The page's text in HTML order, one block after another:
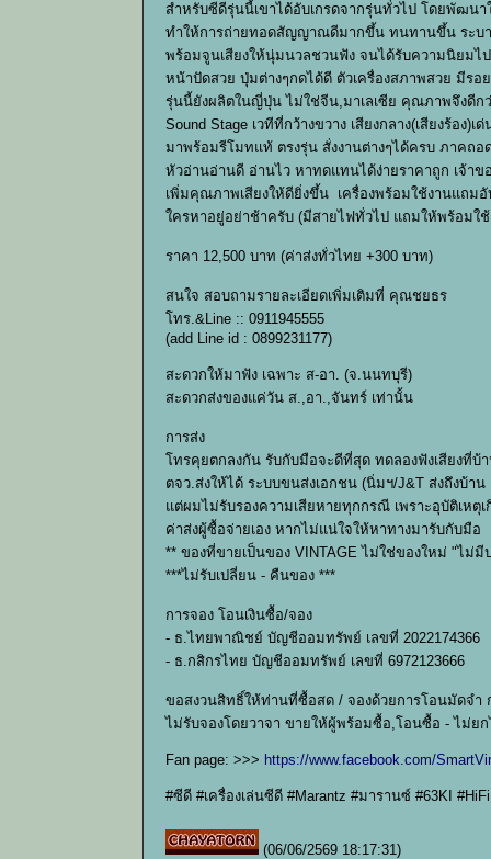
สำหรับซีดีรุ่นนี้เขาได้อับเกรดจากรุ่นทั่วไป โดยพัฒน
ทำให้การถ่ายทอดสัญญาณดีมากขึ้น ทนทานขึ้น ระบ
พร้อมจูนเสียงให้นุ่มนวลชวนฟัง จนได้รับความนิยมไ
หน้าปัดสวย ปุ่มต่างๆกดได้ดี ตัวเครื่องสภาพสวย มีรอ
รุ่นนี้ยังผลิตในญี่ปุ่น ไม่ใช่จีน,มาเลเซีย คุณภาพจึงดีก
Sound Stage เวทีที่กว้างขวาง เสียงกลาง(เสียงร้อง
มาพร้อมรีโมทแท้ ตรงรุ่น สั่งงานต่างๆได้ครบ ภาค
หัวอ่านอ่านดี อ่านไว หาทดแทนได้ง่ายราคาถูก เจ้าข
เพิ่มคุณภาพเสียงให้ดียิ่งขึ้น เครื่องพร้อมใช้งานแถมอั
ใครหาอยู่อย่าช้าครับ (มีสายไฟทั่วไป แถมให้พร้อมใช้
ราคา 12,500 บาท (ค่าส่งทั่วไทย +300 บาท)
สนใจ สอบถามรายละเอียดเพิ่มเติมที่ คุณชยธร
โทร.&Line :: 0911945555
(add Line id : 0899231177)
สะดวกให้มาฟัง เฉพาะ ส-อา. (จ.นนทบุรี)
สะดวกส่งของแค่วัน ส.,อา.,จันทร์ เท่านั้น
การส่ง
โทรคุยตกลงกัน รับกับมือจะดีที่สุด ทดลองฟังเสียงที่บ้
ตจว.ส่งให้ได้ ระบบขนส่งเอกชน (นิ่มฯ/J&T ส่งถึงบ้า
แต่ผมไม่รับรองความเสียหายทุกกรณี เพราะอุบัติเหตุ
ค่าส่งผู้ซื้อจ่ายเอง หากไม่แน่ใจให้หาทางมารับกับมือ
** ของที่ขายเป็นของ VINTAGE ไม่ใช่ของใหม่ "ไม่มี
***ไม่รับเปลี่ยน - คืนของ ***
การจอง โอนเงินซื้อ/จอง
- ธ.ไทยพาณิชย์ บัญชีออมทรัพย์ เลขที่ 2022174366
- ธ.กสิกรไทย บัญชีออมทรัพย์ เลขที่ 6972123666
ขอสงวนสิทธิ์ให้ท่านที่ซื้อสด / จองด้วยการโอนมัดจำ
ไม่รับจองโดยวาจา ขายให้ผู้พร้อมซื้อ,โอนซื้อ - ไม่ย
Fan page: >>> https://www.facebook.com/
#ซีดี #เครื่องเล่นซีดี #Marantz #มารานซ์ #63KI #HiFi
(06/06/2569 18:17:31)